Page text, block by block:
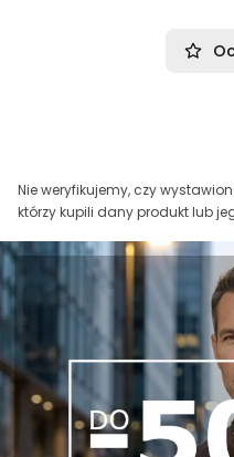
Nie weryfikujemy, czy
którzy kupili dany produkt lub